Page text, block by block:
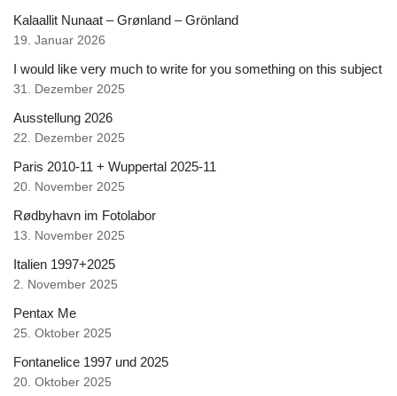
Kalaallit Nunaat – Grønland – Grönland
19. Januar 2026
I would like very much to write for you something on this subject
31. Dezember 2025
Ausstellung 2026
22. Dezember 2025
Paris 2010-11 + Wuppertal 2025-11
20. November 2025
Rødbyhavn im Fotolabor
13. November 2025
Italien 1997+2025
2. November 2025
Pentax Me
25. Oktober 2025
Fontanelice 1997 und 2025
20. Oktober 2025